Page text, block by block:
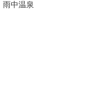
雨中温泉